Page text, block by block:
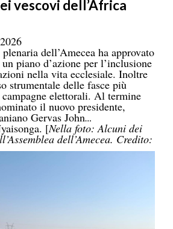
vescovi dell’Africa
dell’Amecea ha approvato
piano d’azione per l’inclusione
nella vita ecclesiale. Inoltre
strumentale delle fasce più
elettorali. Al termine
il nuovo presidente,
Gervas John
[Nella foto: Alcuni dei
dell’Amecea. Credito: